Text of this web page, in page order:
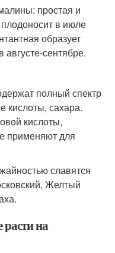
простая и
в июле
образует
августе-сентябре.
полный спектр
кислоты, сахара.
кислоты,
применяют для
славятся
Желтый
на